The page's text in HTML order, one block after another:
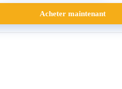
Acheter maintenant